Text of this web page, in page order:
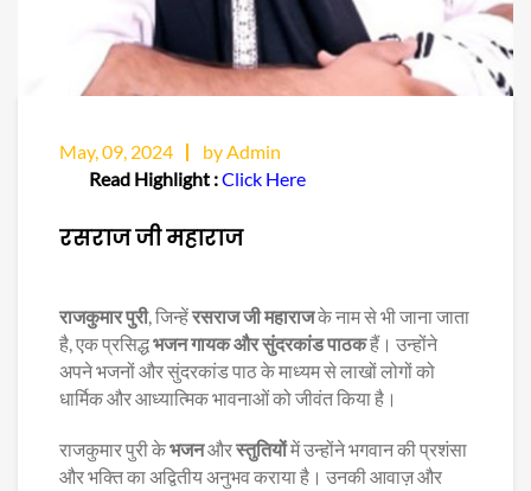
May, 09, 2024
by Admin
Read Highlight :Click Here
रसराज जी महाराज
राजकुमार पुरी, जिन्हेंरसराज जी महाराजके नाम से भी जाना जाता
है, एक प्रसिद्धभजन गायक और सुंदरकांड पाठकहैं। उन्होंने
अपने भजनों और सुंदरकांड पाठ के माध्यम से लाखों लोगों को
धार्मिक और आध्यात्मिक भावनाओं को जीवंत किया है।
राजकुमार पुरी केभजनऔरस्तुतियोंमें उन्होंने भगवान की प्रशंसा
और भक्ति का अद्वितीय अनुभव कराया है। उनकी आवाज़ और